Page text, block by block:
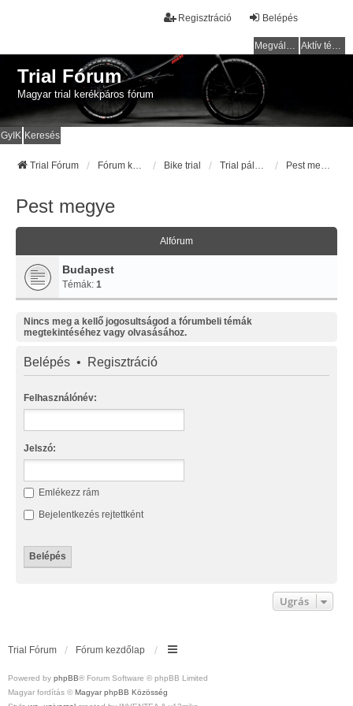
Belépés
Regisztráció
Megválaszolatlan témák Aktív témák
Trial Fórum
Magyar trial kerékpáros fórum
GyIK Keresés
Trial Fórum Bike trial
Pest megye
Alfórum
Budapest
Témák: 1
Nincs meg a kellő jogosultságod a fórumbeli témák
megtekintéséhez vagy olvasásához.
Belépés • Regisztráció
Felhasználónév:
Jelszó:
Emlékezz rám
Bejelentkezés rejtettként
Ugrás
Trial Fórum Fórum kezdőlap
Powered by phpBB® Forum Software © phpBB Limited
Magyar fordítás © Magyar phpBB Közösség